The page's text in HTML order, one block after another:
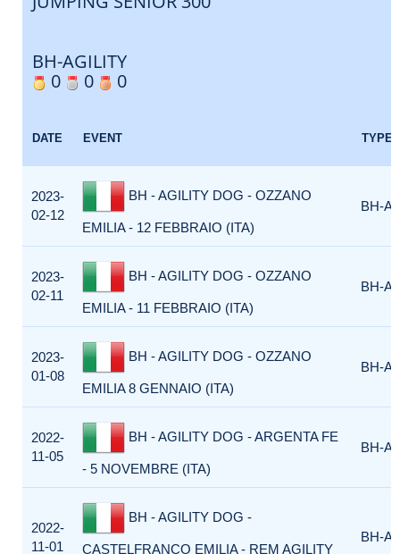
BH-AGILITY
0
0 0
DATE EVENT TYPE
2023-
02-12
BH - AGILITY DOG - OZZANO
EMILIA - 12 FEBBRAIO (ITA)
BH-
2023-
02-11
BH - AGILITY DOG - OZZANO
EMILIA - 11 FEBBRAIO (ITA)
BH-
2023-
01-08
BH - AGILITY DOG - OZZANO
EMILIA 8 GENNAIO (ITA)
BH-
2022-
11-05
BH - AGILITY DOG - ARGENTA FE
- 5 NOVEMBRE (ITA)
BH-
2022-
11-01
BH - AGILITY DOG -
CASTELFRANCO EMILIA - REM AGILITY
BH-